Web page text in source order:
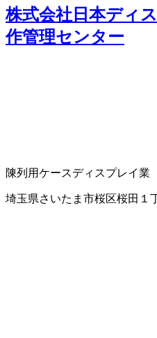
株式会社日本ディ
作管理センター
陳列用ケースディスプレイ業
埼玉県さいたま市桜区桜田１